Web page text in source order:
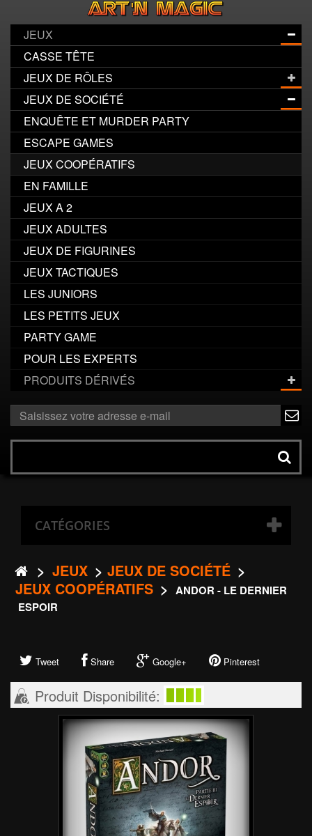
JEUX
CASSE TÊTE
JEUX DE RÔLES
JEUX DE SOCIÉTÉ
ENQUÊTE ET MURDER PARTY
ESCAPE GAMES
JEUX COOPÉRATIFS
EN FAMILLE
JEUX A 2
JEUX ADULTES
JEUX DE FIGURINES
JEUX TACTIQUES
LES JUNIORS
LES PETITS JEUX
PARTY GAME
POUR LES EXPERTS
PRODUITS DÉRIVÉS
Rechercher
produit
CATÉGORIES
> JEUX > JEUX DE SOCIÉTÉ >
JEUX COOPÉRATIFS > ANDOR - LE DERNIER
ESPOIR
Tweet Share Google+ Pinterest
Produit Disponibilité: